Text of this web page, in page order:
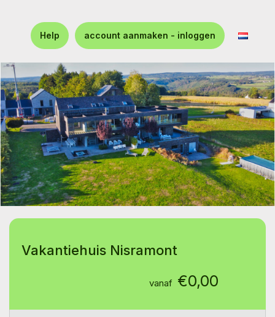
Help account aanmaken - inloggen
Vakantiehuis Nisramont
vanaf €0,00